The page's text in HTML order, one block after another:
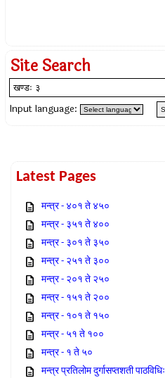
Site Search
Input language:
Latest Pages
मन्त्र - ४०१ ते ४५०
मन्त्र - ३५१ ते ४००
मन्त्र - ३०१ ते ३५०
मन्त्र - २५१ ते ३००
मन्त्र - २०१ ते २५०
मन्त्र - १५१ ते २००
मन्त्र - १०१ ते १५०
मन्त्र - ५१ ते १००
मन्त्र - १ ते ५०
मन्त्र प्रतिलोम दुर्गासप्तशती पाठविधिः